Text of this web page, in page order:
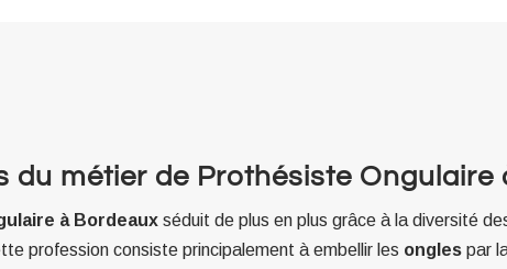
du métier de Prothésiste Ongulaire
à Bordeaux séduit de plus en plus grâce à la diversité
profession consiste principalement à embellir les onglespar